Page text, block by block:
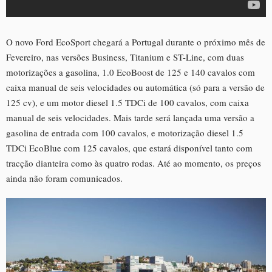
O novo Ford EcoSport chegará a Portugal durante o próximo mês de
Fevereiro, nas versões Business, Titanium e ST-Line, com duas
motorizações a gasolina, 1.0 EcoBoost de 125 e 140 cavalos com
caixa manual de seis velocidades ou automática (só para a versão de
125 cv), e um motor diesel 1.5 TDCi de 100 cavalos, com caixa
manual de seis velocidades. Mais tarde será lançada uma versão a
gasolina de entrada com 100 cavalos, e motorização diesel 1.5
TDCi EcoBlue com 125 cavalos, que estará disponível tanto com
tracção dianteira como às quatro rodas. Até ao momento, os preços
ainda não foram comunicados.